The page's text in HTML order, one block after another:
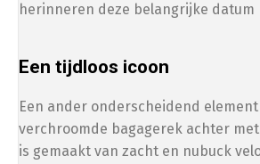
herinneren deze belangrijke datum
Een tijdloos icoon
Een ander onderscheidend
verchroomde bagagerek achter
is gemaakt van zacht en nubuck